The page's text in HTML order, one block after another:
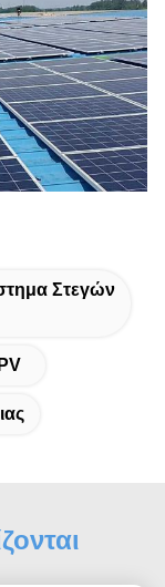
Στεγών